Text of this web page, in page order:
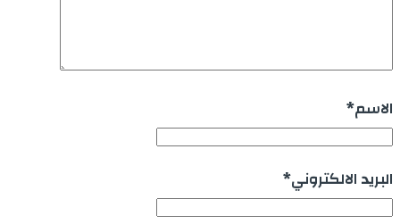
الاسم*
البريد الالكتروني*